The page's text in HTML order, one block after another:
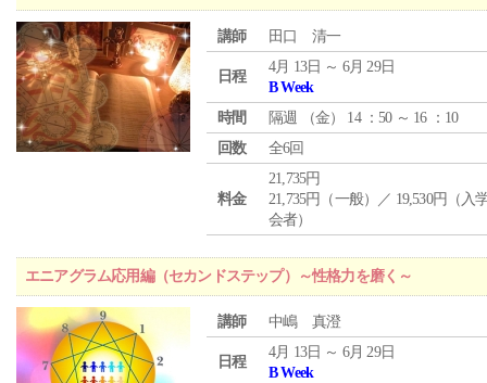
講師 田口 清一
日程
4月 13日 ～ 6月 29日
B Week
時間
隔週 （金） 14 ：50 ～ 16 ：10
回数
全6回
料金
21,735円
21,735円（一般）／ 19,530円（入
会者）
エニアグラム応用編（セカンドステップ）～性格力を磨く～
講師 中嶋 真澄
日程
4月 13日 ～ 6月 29日
B Week